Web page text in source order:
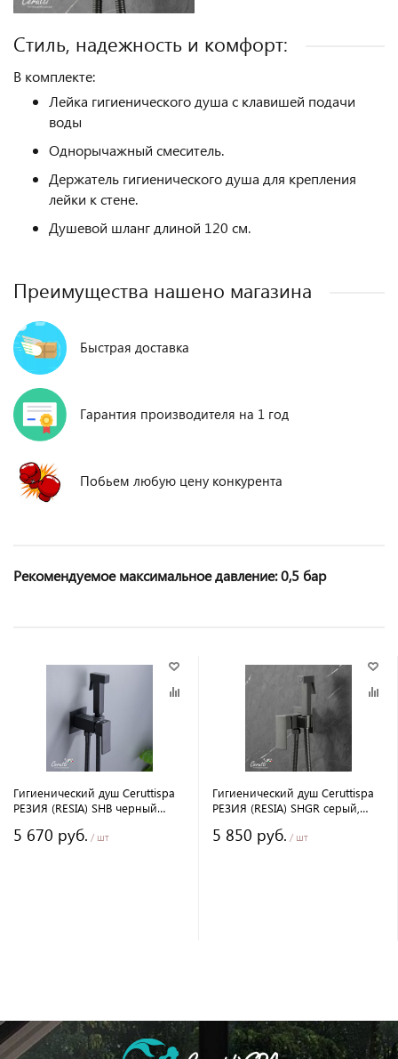
Стиль, надежность и комфорт:
В комплекте:
Лейка гигиенического душа с клавишей подачи
воды
Однорычажный смеситель.
Держатель гигиенического душа для крепления
лейки к стене.
Душевой шланг длиной 120 см.
Преимущества нашено магазина
Быстрая доставка
Гарантия производителя на 1 год
Побьем любую цену конкурента
Рекомендуемое максимальное давление: 0,5 бар
Гигиенический душ Ceruttispa
РЕЗИЯ (RESIA) SHB черный
5 670 руб. / шт
Гигиенический душ Ceruttispa
РЕЗИЯ (RESIA) SHGR серый,
5 850 руб. / шт